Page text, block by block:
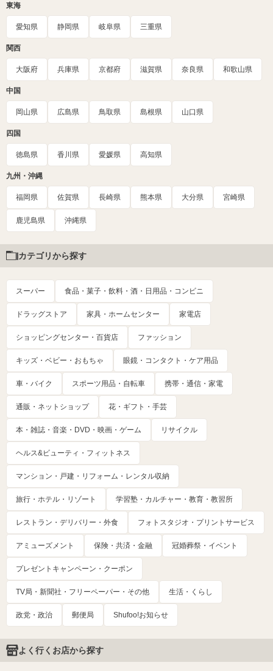
東海
愛知県 静岡県 岐阜県 三重県
関西
大阪府 兵庫県 京都府 滋賀県 奈良県 和歌山県
中国
岡山県 広島県 鳥取県 島根県 山口県
四国
徳島県 香川県 愛媛県 高知県
九州・沖縄
福岡県 佐賀県 長崎県 熊本県 大分県 宮崎県
鹿児島県 沖縄県
カテゴリから探す
スーパー 食品・菓子・飲料・酒・日用品・コンビニ
ドラッグストア 家具・ホームセンター 家電店
ショッピングセンター・百貨店 ファッション
キッズ・ベビー・おもちゃ 眼鏡・コンタクト・ケア用品
車・バイク スポーツ用品・自転車 携帯・通信・家電
通販・ネットショップ 花・ギフト・手芸
本・雑誌・音楽・DVD・映画・ゲーム リサイクル
ヘルス&ビューティ・フィットネス
マンション・戸建・リフォーム・レンタル収納
旅行・ホテル・リゾート 学習塾・カルチャー・教育・教習所
レストラン・デリバリー・外食 フォトスタジオ・プリントサービス
アミューズメント 保険・共済・金融 冠婚葬祭・イベント
プレゼントキャンペーン・クーポン
TV局・新聞社・フリーペーパー・その他 生活・くらし
政党・政治 郵便局 Shufoo!お知らせ
よく行くお店から探す